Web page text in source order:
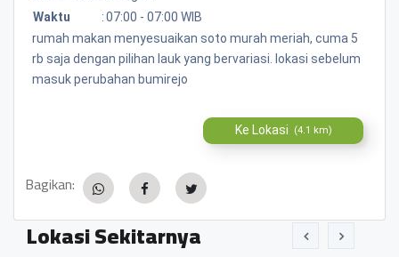
Waktu
:07:00 - 07:00 WIB
rumah makan menyesuaikan soto murah meriah, cuma 5
rb saja dengan pilihan lauk yang bervariasi. lokasi sebelum
masuk perubahan bumirejo
Ke Lokasi (4.1 km)
Bagikan:
Lokasi Sekitarnya